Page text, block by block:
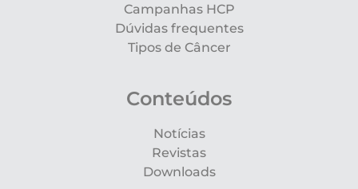
Campanhas HCP
Dúvidas frequentes
Tipos de Câncer
Conteúdos
Notícias
Revistas
Downloads